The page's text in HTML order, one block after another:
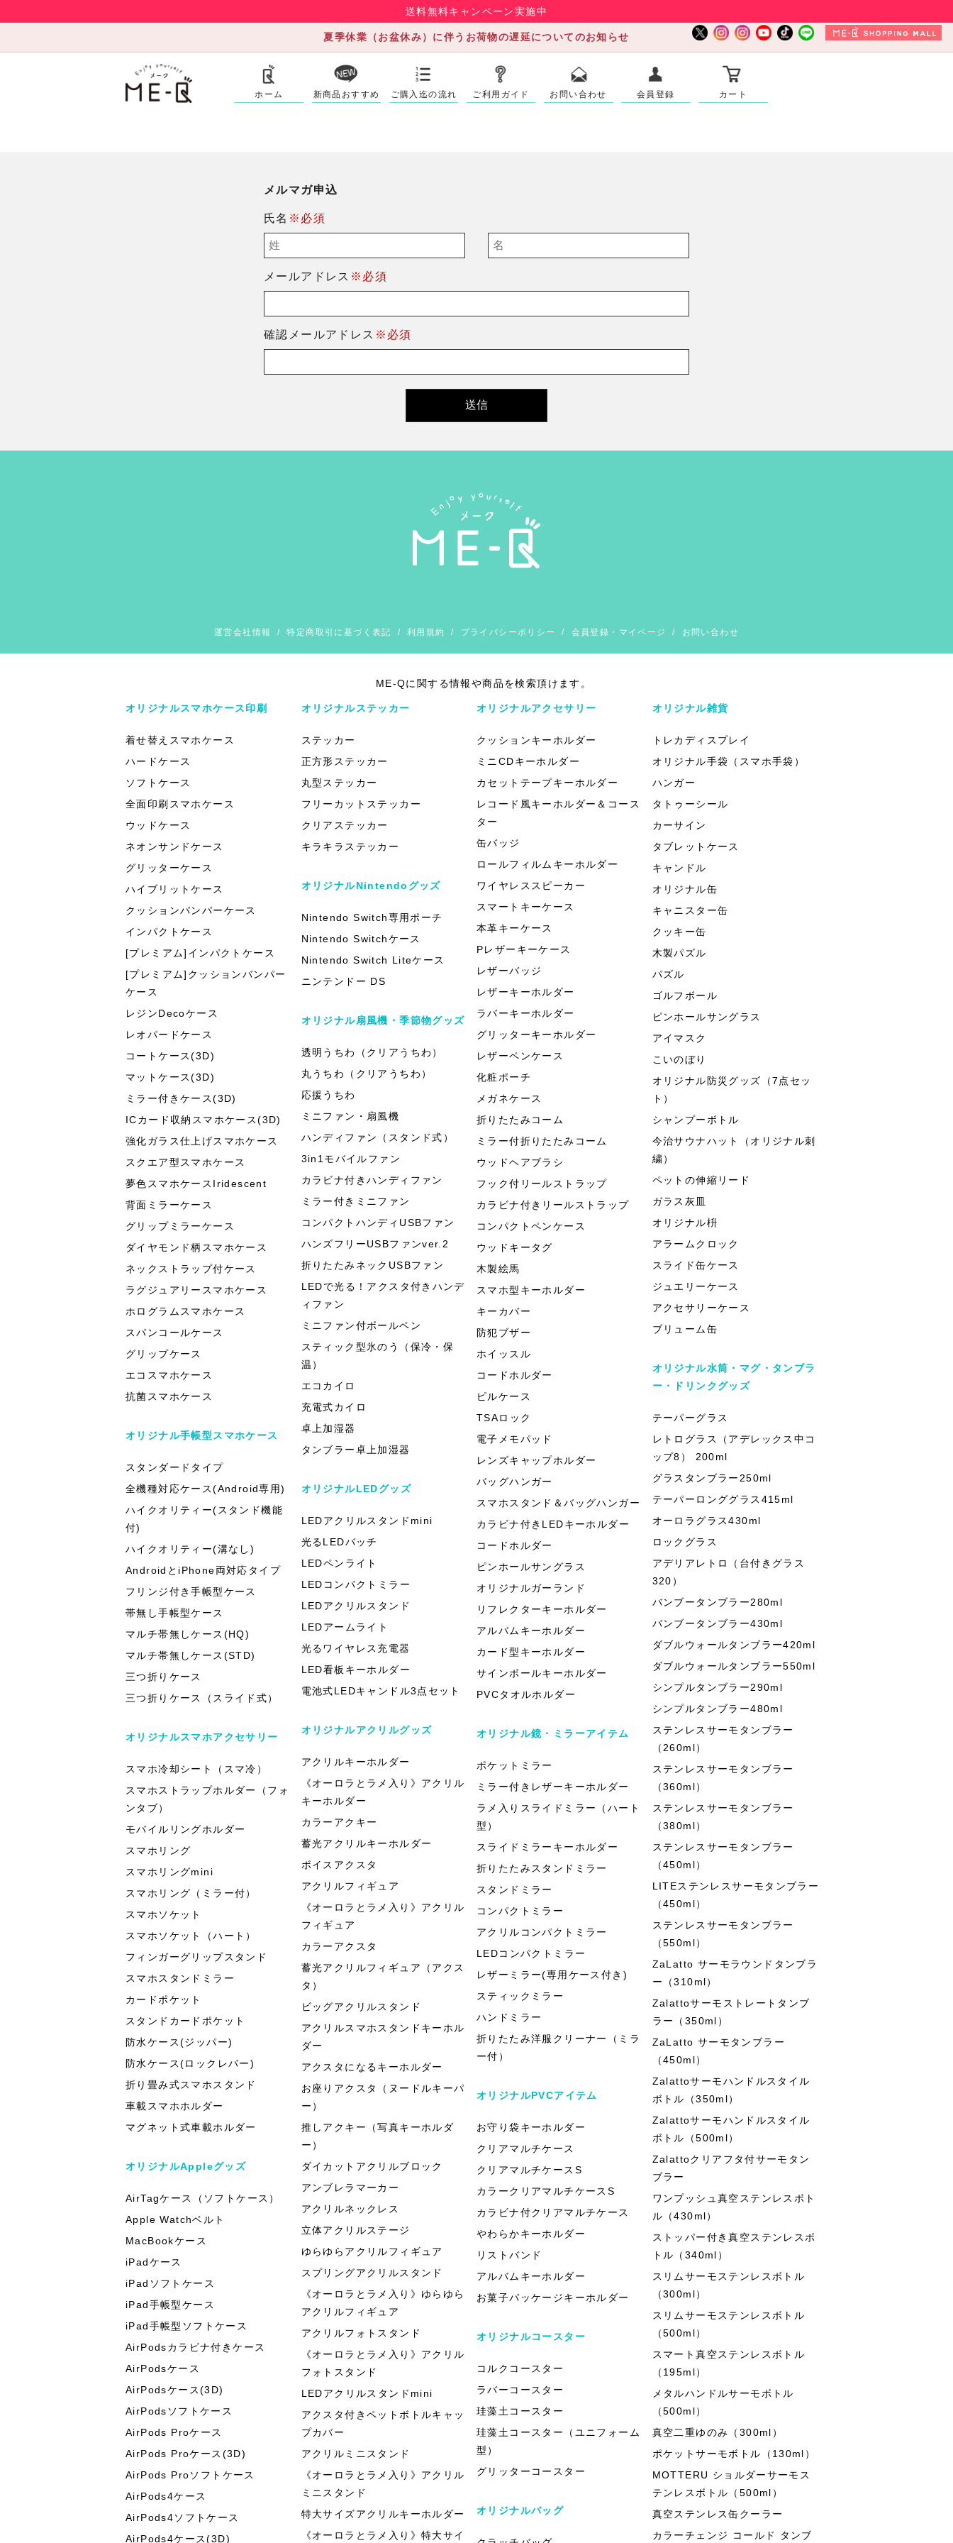
送料無料キャンペーン実施中
夏季休業（お盆休み）に伴うお荷物の遅延についてのお知らせ
ホーム 新商品おすすめ ご購入迄の流れ ご利用ガイド お問い合わせ 会員登録 カート
メルマガ申込
氏名 ※必須
メールアドレス ※必須
確認メールアドレス ※必須
運営会社情報 /特定商取引に基づく表記 / 利用規約 / プライバシーポリシー / 会員登録・マイページ / お問い合わせ
ME-Qに関する情報や商品を検索頂けます。
オリジナルスマホケース印刷
着せ替えスマホケース
ハードケース
ソフトケース
全面印刷スマホケース
ウッドケース
ネオンサンドケース
グリッターケース
ハイブリットケース
クッションバンパーケース
インパクトケース
[プレミアム]インパクトケース
[プレミアム]クッションバンパー
ケース
レジンDecoケース
レオパードケース
コートケース(3D)
マットケース(3D)
ミラー付きケース(3D)
ICカード収納スマホケース(3D)
強化ガラス仕上げスマホケース
スクエア型スマホケース
夢色スマホケースIridescent
背面ミラーケース
グリップミラーケース
ダイヤモンド柄スマホケース
ネックストラップ付ケース
ラグジュアリースマホケース
ホログラムスマホケース
スパンコールケース
グリップケース
エコスマホケース
抗菌スマホケース
オリジナル手帳型スマホケース
スタンダードタイプ
全機種対応ケース(Android専用)
ハイクオリティー(スタンド機能
付)
ハイクオリティー(溝なし)
AndroidとiPhone両対応タイプ
フリンジ付き手帳型ケース
帯無し手帳型ケース
マルチ帯無しケース(HQ)
マルチ帯無しケース(STD)
三つ折りケース
三つ折りケース（スライド式）
オリジナルスマホアクセサリー
スマホ冷却シート（スマ冷）
スマホストラップホルダー（フォ
ンタブ）
モバイルリングホルダー
スマホリング
スマホリングmini
スマホリング（ミラー付）
スマホソケット
スマホソケット（ハート）
フィンガーグリップスタンド
スマホスタンドミラー
カードポケット
スタンドカードポケット
防水ケース(ジッパー)
防水ケース(ロックレバー)
折り畳み式スマホスタンド
車載スマホホルダー
マグネット式車載ホルダー
オリジナルAppleグッズ
AirTagケース（ソフトケース）
Apple Watchベルト
MacBookケース
iPadケース
iPadソフトケース
iPad手帳型ケース
iPad手帳型ソフトケース
AirPodsカラビナ付きケース
AirPodsケース
AirPodsケース(3D)
AirPodsソフトケース
AirPods Proケース
AirPods Proケース(3D)
AirPods Proソフトケース
AirPods4ケース
AirPods4ソフトケース
AirPods4ケース(3D)
オリジナルステッカー
ステッカー
正方形ステッカー
丸型ステッカー
フリーカットステッカー
クリアステッカー
キラキラステッカー
オリジナルNintendoグッズ
Nintendo Switch専用ポーチ
Nintendo Switchケース
Nintendo Switch Liteケース
ニンテンドー DS
オリジナル扇風機・季節物グッズ
透明うちわ（クリアうちわ）
丸うちわ（クリアうちわ）
応援うちわ
ミニファン・扇風機
ハンディファン（スタンド式）
3in1モバイルファン
カラビナ付きハンディファン
ミラー付きミニファン
コンパクトハンディUSBファン
ハンズフリーUSBファンver.2
折りたたみネックUSBファン
LEDで光る！アクスタ付きハンデ
ィファン
ミニファン付ボールペン
スティック型氷のう（保冷・保
温）
エコカイロ
充電式カイロ
卓上加湿器
タンブラー卓上加湿器
オリジナルLEDグッズ
LEDアクリルスタンドmini
光るLEDバッチ
LEDペンライト
LEDコンパクトミラー
LEDアクリルスタンド
LEDアームライト
光るワイヤレス充電器
LED看板キーホルダー
電池式LEDキャンドル3点セット
オリジナルアクリルグッズ
アクリルキーホルダー
《オーロラとラメ入り》アクリル
キーホルダー
カラーアクキー
蓄光アクリルキーホルダー
ボイスアクスタ
アクリルフィギュア
《オーロラとラメ入り》アクリル
フィギュア
カラーアクスタ
蓄光アクリルフィギュア（アクス
タ）
ビッグアクリルスタンド
アクリルスマホスタンドキーホル
ダー
アクスタになるキーホルダー
お座りアクスタ（ヌードルキーパ
ー）
推しアクキー（写真キーホルダ
ー）
ダイカットアクリルブロック
アンブレラマーカー
アクリルネックレス
立体アクリルステージ
ゆらゆらアクリルフィギュア
スプリングアクリルスタンド
《オーロラとラメ入り》ゆらゆら
アクリルフィギュア
アクリルフォトスタンド
《オーロラとラメ入り》アクリル
フォトスタンド
LEDアクリルスタンドmini
アクスタ付きペットボトルキャッ
プカバー
アクリルミニスタンド
《オーロラとラメ入り》アクリル
ミニスタンド
特大サイズアクリルキーホルダー
《オーロラとラメ入り》特大サイ
オリジナルアクセサリー
クッションキーホルダー
ミニCDキーホルダー
カセットテープキーホルダー
レコード風キーホルダー＆コース
ター
缶バッジ
ロールフィルムキーホルダー
ワイヤレススピーカー
スマートキーケース
本革キーケース
Pレザーキーケース
レザーバッジ
レザーキーホルダー
ラバーキーホルダー
グリッターキーホルダー
レザーペンケース
化粧ポーチ
メガネケース
折りたたみコーム
ミラー付折りたたみコーム
ウッドヘアブラシ
フック付リールストラップ
カラビナ付きリールストラップ
コンパクトペンケース
ウッドキータグ
木製絵馬
スマホ型キーホルダー
キーカバー
防犯ブザー
ホイッスル
コードホルダー
ピルケース
TSAロック
電子メモパッド
レンズキャップホルダー
バッグハンガー
スマホスタンド＆バッグハンガー
カラビナ付きLEDキーホルダー
コードホルダー
ピンホールサングラス
オリジナルガーランド
リフレクターキーホルダー
アルバムキーホルダー
カード型キーホルダー
サインボールキーホルダー
PVCタオルホルダー
オリジナル鏡・ミラーアイテム
ポケットミラー
ミラー付きレザーキーホルダー
ラメ入りスライドミラー（ハート
型）
スライドミラーキーホルダー
折りたたみスタンドミラー
スタンドミラー
コンパクトミラー
アクリルコンパクトミラー
LEDコンパクトミラー
レザーミラー(専用ケース付き)
スティックミラー
ハンドミラー
折りたたみ洋服クリーナー（ミラ
ー付）
オリジナルPVCアイテム
お守り袋キーホルダー
クリアマルチケース
クリアマルチケースS
カラークリアマルチケースS
カラビナ付クリアマルチケース
やわらかキーホルダー
リストバンド
アルバムキーホルダー
お菓子パッケージキーホルダー
オリジナルコースター
コルクコースター
ラバーコースター
珪藻土コースター
珪藻土コースター（ユニフォーム
型）
グリッターコースター
オリジナルバッグ
オリジナル雑貨
トレカディスプレイ
オリジナル手袋（スマホ手袋）
ハンガー
タトゥーシール
カーサイン
タブレットケース
キャンドル
オリジナル缶
キャニスター缶
クッキー缶
木製パズル
パズル
ゴルフボール
ピンホールサングラス
アイマスク
こいのぼり
オリジナル防災グッズ（7点セッ
ト）
シャンプーボトル
今治サウナハット（オリジナル刺
繍）
ペットの伸縮リード
ガラス灰皿
オリジナル枡
アラームクロック
スライド缶ケース
ジュエリーケース
アクセサリーケース
ブリューム缶
オリジナル水筒・マグ・タンブラ
ー・ドリンクグッズ
テーパーグラス
レトログラス（アデレックス中コ
ップ8） 200ml
グラスタンブラー250ml
テーパーロンググラス415ml
オーロラグラス430ml
ロックグラス
アデリアレトロ（台付きグラス
320）
バンブータンブラー280ml
バンブータンブラー430ml
ダブルウォールタンブラー420ml
ダブルウォールタンブラー550ml
シンプルタンブラー290ml
シンプルタンブラー480ml
ステンレスサーモタンブラー
（260ml）
ステンレスサーモタンブラー
（360ml）
ステンレスサーモタンブラー
（380ml）
ステンレスサーモタンブラー
（450ml）
LITEステンレスサーモタンブラー
（450ml）
ステンレスサーモタンブラー
（550ml）
ZaLatto サーモラウンドタンブラ
ー（310ml）
Zalattoサーモストレートタンブ
ラー（350ml）
ZaLatto サーモタンブラー
（450ml）
Zalattoサーモハンドルスタイル
ボトル（350ml）
Zalattoサーモハンドルスタイル
ボトル（500ml）
Zalattoクリアフタ付サーモタン
ブラー
ワンプッシュ真空ステンレスボト
ル（430ml）
ストッパー付き真空ステンレスボ
トル（340ml）
スリムサーモステンレスボトル
（300ml）
スリムサーモステンレスボトル
（500ml）
スマート真空ステンレスボトル
（195ml）
メタルハンドルサーモボトル
（500ml）
真空二重ゆのみ（300ml）
ポケットサーモボトル（130ml）
MOTTERU ショルダーサーモス
テンレスボトル（500ml）
真空ステンレス缶クーラー
カラーチェンジ コールド タンブ